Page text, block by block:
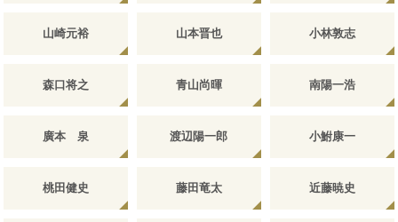
山崎元裕 山本晋也 小林敦志
森口将之 青山尚暉 南陽一浩
廣本 泉 渡辺陽一郎 小鮒康一
桃田健史 藤田竜太 近藤暁史